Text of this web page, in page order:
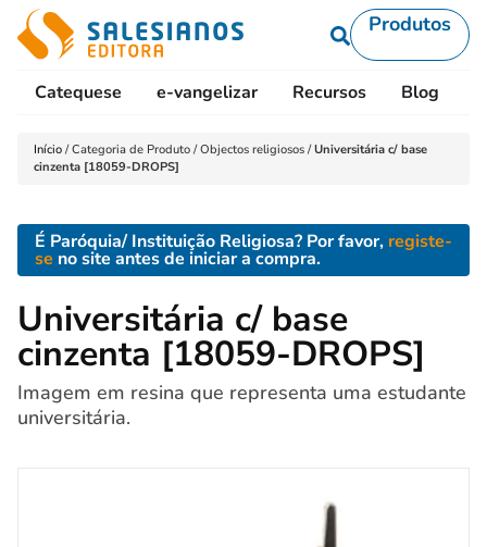
Produtos
Catequese e-vangelizar Recursos Blog
Início /Categoria de Produto /Objectos religiosos /Universitária c/ base
cinzenta [18059-DROPS]
É Paróquia/ Instituição Religiosa? Por favor, registe-
se no site antes de iniciar a compra.
Universitária c/ base
cinzenta [18059-DROPS]
Imagem em resina que representa uma estudante
universitária.